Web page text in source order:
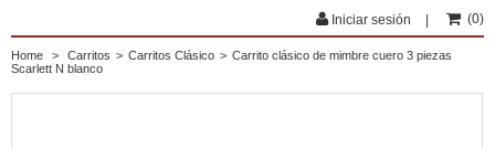
(0)
Iniciar sesión
Home > Carritos > Carritos Clásico > Carrito clásico de mimbre cuero 3 piezas
Scarlett N blanco